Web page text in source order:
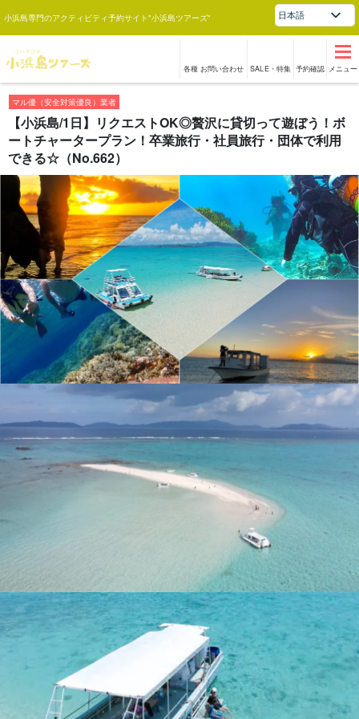
小浜島専門のアクティビティ予約サイト"小浜島ツアーズ" 日本語
各種 お問い合わせ SALE・特集 予約確認 メニュー
マル優（安全対策優良）業者
【小浜島/1日】リクエストOK◎贅沢に貸切って遊ぼう！ボ
ートチャータープラン！卒業旅行・社員旅行・団体で利用
できる☆（No.662）
1組：180,000円
4.8 口コミ30件)
プランの特徴 スケジュール 内容と詳細
人が検討しています。
予約・空き状況を見る
お気に入りに追加・比較
金額 1組：180,000 円
時間帯
所要時間 約7時間
×